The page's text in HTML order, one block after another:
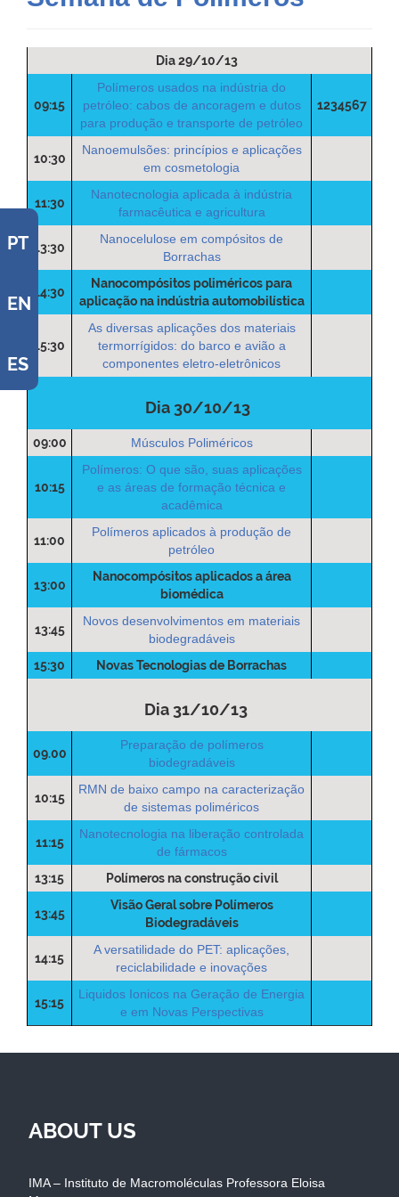
PT
EN
ES
Dia 29/10/13
09:15
Polímeros usados na indústria do
petróleo: cabos de ancoragem e dutos
para produção e transporte de petróleo
1234567
10:30
Nanoemulsões: princípios e aplicações
em cosmetologia
11:30
Nanotecnologia aplicada à indústria
farmacêutica e agricultura
13:30
Nanocelulose em compósitos de
Borrachas
14:30
Nanocompósitos poliméricos para
aplicação na indústria automobilística
15:30
As diversas aplicações dos materiais
termorrígidos: do barco e avião a
componentes eletro-eletrônicos
Dia 30/10/13
09:00 Músculos Poliméricos
10:15
Polímeros: O que são, suas aplicações
e as áreas de formação técnica e
acadêmica
11:00
Polímeros aplicados à produção de
petróleo
13:00
Nanocompósitos aplicados a área
biomédica
13:45
Novos desenvolvimentos em materiais
biodegradáveis
15:30
Novas Tecnologias de Borrachas
Dia 31/10/13
09.00
Preparação de polímeros
biodegradáveis
10:15
RMN de baixo campo na caracterização
de sistemas poliméricos
11:15
Nanotecnologia na liberação controlada
de fármacos
13:15
Polímeros na construção civil
13:45
Visão Geral sobre Polímeros
Biodegradáveis
14:15
A versatilidade do PET: aplicações,
reciclabilidade e inovações
15:15
Liquidos Ionicos na Geração de Energia
e em Novas Perspectivas
ABOUT US
IMA – Instituto de Macromoléculas Professora Eloisa